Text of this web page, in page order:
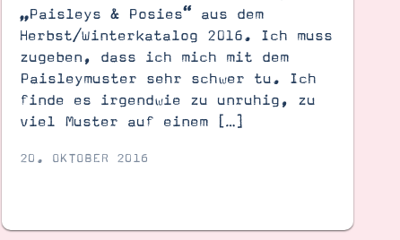
„Paisleys & Posies“ aus dem
Herbst/Winterkatalog 2016. Ich muss
zugeben, dass ich mich mit dem
Paisleymuster sehr schwer tu. Ich
finde es irgendwie zu unruhig, zu
viel Muster auf einem […]
20. OKTOBER 2016